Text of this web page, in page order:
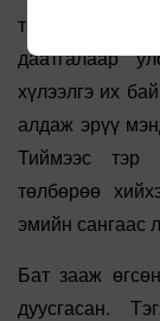
тариа
даатгалаар
хүлээлгэ их
алдаж эрүү
Тиймээс тэр
төлбөрөө
эмийн сангаас
Бат зааж
дуусгасан.